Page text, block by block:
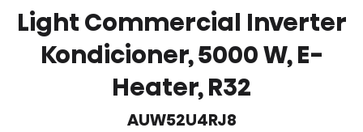
Light Commercial Inverter
Kondicioner, 5000 W, E-
Heater, R32
AUW52U4RJ8